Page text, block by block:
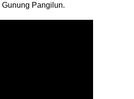
Pangilun.